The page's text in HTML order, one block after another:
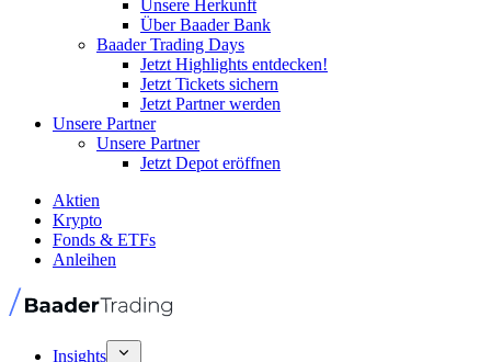
Unsere Herkunft
Über Baader Bank
Baader Trading Days
Jetzt Highlights entdecken!
Jetzt Tickets sichern
Jetzt Partner werden
Unsere Partner
Unsere Partner
Jetzt Depot eröffnen
Aktien
Krypto
Fonds & ETFs
Anleihen
Insights